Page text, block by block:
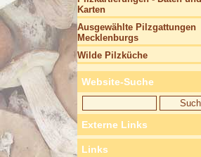
Karten
Ausgewählte Pilzgattungen
Mecklenburgs
Wilde Pilzküche
Website-Suche
Externe Links
Links